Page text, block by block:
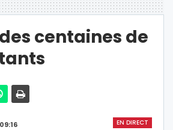
centaines de
EN DIRECT